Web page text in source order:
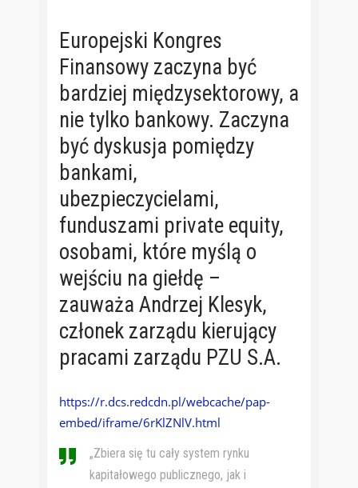
Europejski Kongres
Finansowy zaczyna być
bardziej międzysektorowy, a
nie tylko bankowy. Zaczyna
być dyskusja pomiędzy
bankami,
ubezpieczycielami,
funduszami private equity,
osobami, które myślą o
wejściu na giełdę –
zauważa Andrzej Klesyk,
członek zarządu kierujący
pracami zarządu PZU S.A.
https://r.dcs.redcdn.pl/webcache/pap-
embed/iframe/6rKlZNlV.html
„Zbiera się tu cały system rynku
kapitałowego publicznego, jak i